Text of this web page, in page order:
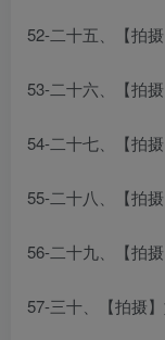
52-二十五、【拍
53-二十六、【拍
54-二十七、【拍
55-二十八、【拍
56-二十九、【拍
57-三十、【拍摄